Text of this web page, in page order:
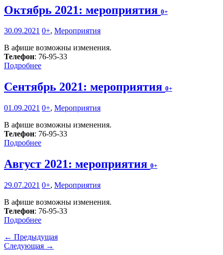
Октябрь 2021: мероприятия 0+
30.09.2021 0+, Мероприятия
В афише возможны изменения.
Телефон: 76-95-33
Подробнее
Сентябрь 2021: мероприятия 0+
01.09.2021 0+, Мероприятия
В афише возможны изменения.
Телефон: 76-95-33
Подробнее
Август 2021: мероприятия 0+
29.07.2021 0+, Мероприятия
В афише возможны изменения.
Телефон: 76-95-33
Подробнее
← Предыдущая
Следующая →